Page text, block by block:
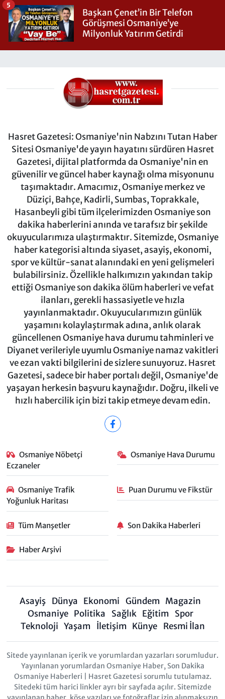
Başkan Çenet’in Bir Telefon
Görüşmesi Osmaniye’ye
Milyonluk Yatırım Getirdi
5
Hasret Gazetesi: Osmaniye'nin Nabzını Tutan Haber
Sitesi Osmaniye'de yayın hayatını sürdüren Hasret
Gazetesi, dijital platformda da Osmaniye'nin en
güvenilir ve güncel haber kaynağı olma misyonunu
taşımaktadır. Amacımız, Osmaniye merkez ve
Düziçi, Bahçe, Kadirli, Sumbas, Toprakkale,
Hasanbeyli gibi tüm ilçelerimizden Osmaniye son
dakika haberlerini anında ve tarafsız bir şekilde
okuyucularımıza ulaştırmaktır. Sitemizde, Osmaniye
haber kategorisi altında siyaset, asayiş, ekonomi,
spor ve kültür-sanat alanındaki en yeni gelişmeleri
bulabilirsiniz. Özellikle halkımızın yakından takip
ettiği Osmaniye son dakika ölüm haberleri ve vefat
ilanları, gerekli hassasiyetle ve hızla
yayınlanmaktadır. Okuyucularımızın günlük
yaşamını kolaylaştırmak adına, anlık olarak
güncellenen Osmaniye hava durumu tahminleri ve
Diyanet verileriyle uyumlu Osmaniye namaz vakitleri
ve ezan vakti bilgilerini de sizlere sunuyoruz. Hasret
Gazetesi, sadece bir haber portalı değil, Osmaniye'de
yaşayan herkesin başvuru kaynağıdır. Doğru, ilkeli ve
hızlı habercilik için bizi takip etmeye devam edin.
Osmaniye Nöbetçi
Eczaneler
Osmaniye Hava Durumu
Osmaniye Trafik
Yoğunluk Haritası
Puan Durumu ve Fikstür
Tüm Manşetler Son Dakika Haberleri
Haber Arşivi
Asayiş Dünya Ekonomi Gündem Magazin
Osmaniye Politika Sağlık Eğitim
Spor
Teknoloji Yaşam İletişim Künye Resmi İlan
Sitede yayınlanan içerik ve yorumlardan yazarları sorumludur.
Yayınlanan yorumlardan Osmaniye Haber, Son Dakika
Osmaniye Haberleri | Hasret Gazetesi sorumlu tutulamaz.
Sitedeki tüm harici linkler ayrı bir sayfada açılır. Sitemizde